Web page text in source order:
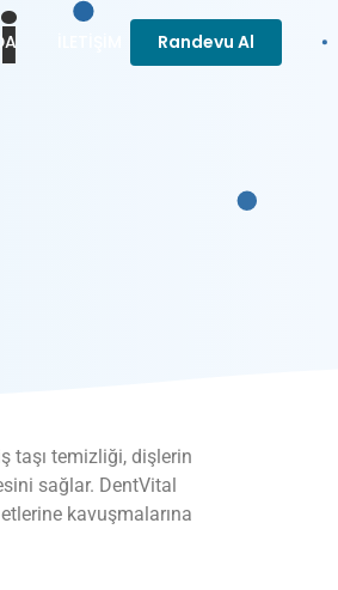
Randevu Al
taşı temizliği, dişlerin
sağlar. DentVital
kavuşmalarına